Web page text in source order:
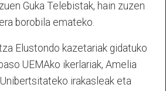
Guka Telebistak, hain zuzen
borobila emateko.
Elustondo kazetariak gidatuko
UEMAko ikerlariak, Amelia
irakasleak eta